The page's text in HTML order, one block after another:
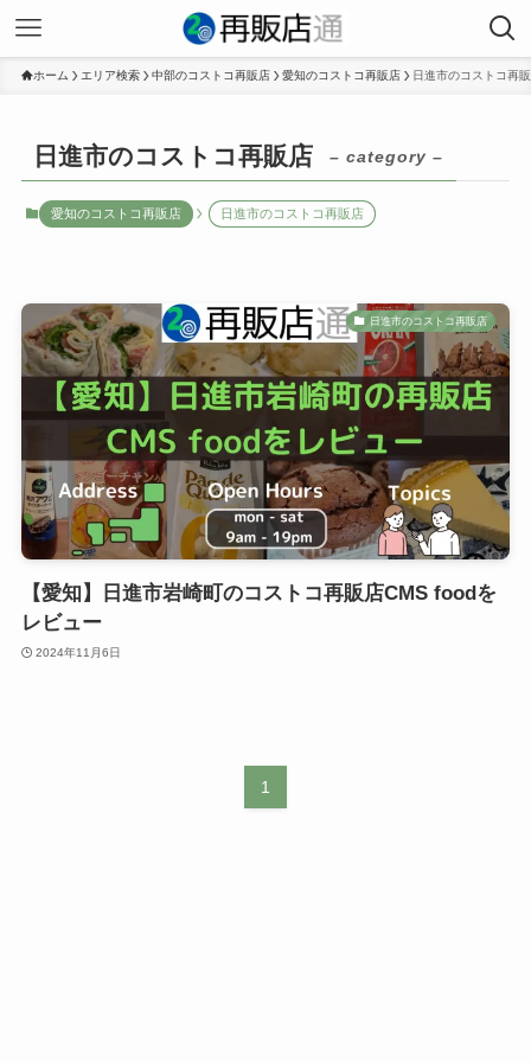
ホーム エリア検索 中部のコストコ再販店 愛知のコストコ再販店 日進市のコストコ再
日進市のコストコ再販店 – category –
愛知のコストコ再販店 日進市のコストコ再販店
日進市のコストコ再販店
【愛知】日進市岩崎町のコストコ再販店CMS foodを
レビュー
2024年11月6日
1